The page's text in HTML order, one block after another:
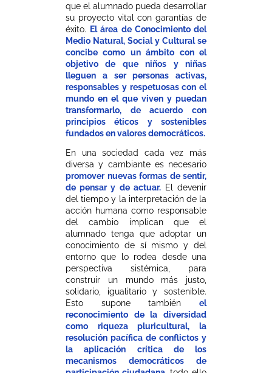
que el alumnado pueda desarrollar
su proyecto vital con garantías de
éxito. El área de Conocimiento del
Medio Natural, Social y Cultural se
concibe como un ámbito con el
objetivo de que niños y niñas
lleguen a ser personas activas,
responsables y respetuosas con el
mundo en el que viven y puedan
transformarlo, de acuerdo con
principios éticos y sostenibles
fundados en valores democráticos.
En una sociedad cada vez más
diversa y cambiante es necesario
promover nuevas formas de sentir,
de pensar y de actuar.El devenir
del tiempo y la interpretación de la
acción humana como responsable
del cambio implican que el
alumnado tenga que adoptar un
conocimiento de sí mismo y del
entorno que lo rodea desde una
perspectiva sistémica, para
construir un mundo más justo,
solidario, igualitario y sostenible.
Esto supone también el
reconocimiento de la diversidad
como riqueza pluricultural, la
resolución pacífica de conflictos y
la aplicación crítica de los
mecanismos democráticos de